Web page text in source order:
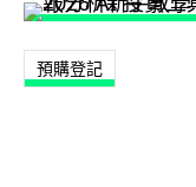
預購登記